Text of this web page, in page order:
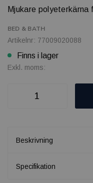
Mjukare polyeterkärna
BED & BATH
Artikelnr: 77009020088
Finns i lager
Exkl. moms:
Beskrivning
Specifikation